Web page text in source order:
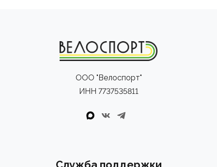
ООО "Велоспорт"
ИНН 7737535811